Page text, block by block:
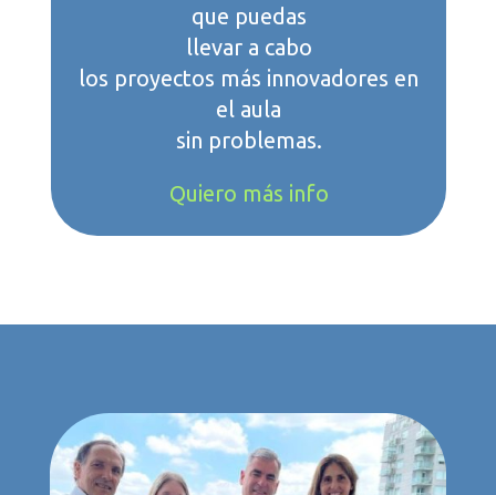
que puedas
llevar a cabo
los proyectos más innovadores en
el aula
sin problemas.
Quiero más info